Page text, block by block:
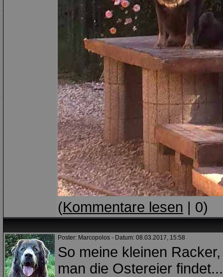
(Kommentare lesen | 0)
Poster: Marcopolos - Datum: 08.03.2017, 15:58
So meine kleinen
man die Ostereier